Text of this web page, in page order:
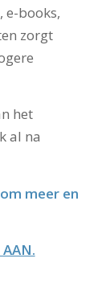
e-books,
zorgt
het
al na
meer en
AAN.